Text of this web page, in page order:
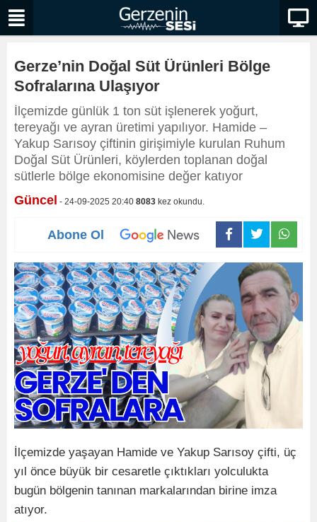
Gerze’nin Doğal Süt Ürünleri Bölge
Sofralarına Ulaşıyor
İlçemizde günlük 1 ton süt işlenerek yoğurt,
tereyağı ve ayran üretimi yapılıyor. Hamide –
Yakup Sarısoy çiftinin girişimiyle kurulan Ruhum
Doğal Süt Ürünleri, köylerden toplanan doğal
sütlerle bölge ekonomisine değer katıyor
Güncel - 24-09-2025 20:40 8083 kez okundu.
Abone Ol
İlçemizde yaşayan Hamide ve Yakup Sarısoy çifti, üç
yıl önce büyük bir cesaretle çıktıkları yolculukta
bugün bölgenin tanınan markalarından birine imza
atıyor.